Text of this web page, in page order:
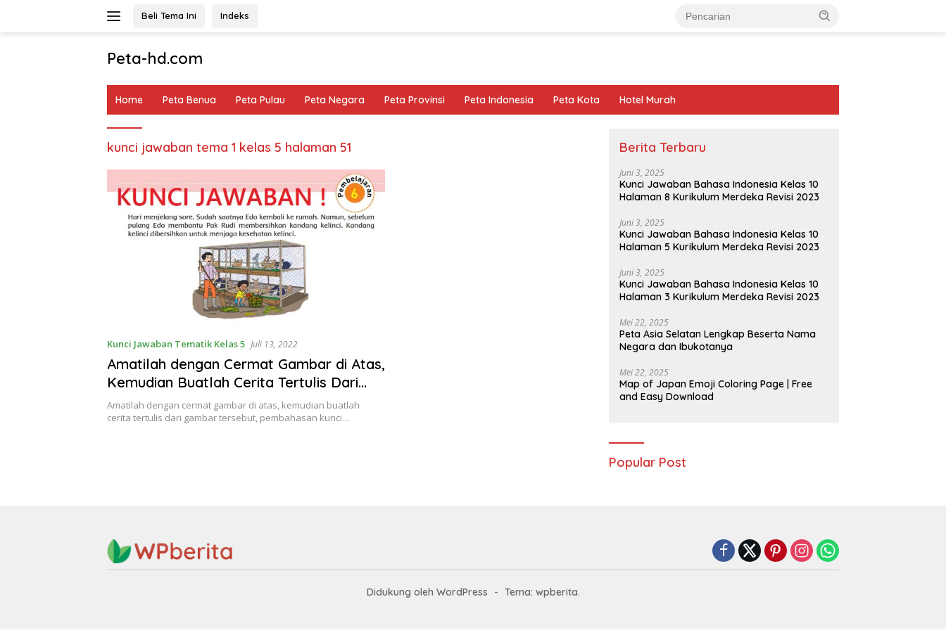
Beli Tema Ini Indeks
Peta-hd.com
Gambar
HD
Home Peta Benua Peta Pulau Peta Negara Peta Provinsi Peta Indonesia Peta Kota Hotel Murah
kunci jawaban tema 1 kelas 5 halaman 51
Kunci Jawaban Tematik Kelas 5 Juli 13, 2022
Amatilah dengan Cermat Gambar di Atas,
Kemudian Buatlah Cerita Tertulis Dari
Gambar Kunci Jawaban Tema 1 Kelas 5
Halaman 51 52
Amatilah dengan cermat gambar di atas, kemudian buatlah
cerita tertulis dari gambar tersebut, pembahasan kunci…
Berita Terbaru
Juni 3, 2025
Kunci Jawaban Bahasa Indonesia Kelas 10
Halaman 8 Kurikulum Merdeka Revisi 2023
Juni 3, 2025
Kunci Jawaban Bahasa Indonesia Kelas 10
Halaman 5 Kurikulum Merdeka Revisi 2023
Juni 3, 2025
Kunci Jawaban Bahasa Indonesia Kelas 10
Halaman 3 Kurikulum Merdeka Revisi 2023
Mei 22, 2025
Peta Asia Selatan Lengkap Beserta Nama
Negara dan Ibukotanya
Mei 22, 2025
Map of Japan Emoji Coloring Page | Free
and Easy Download
Popular Post
Didukung oleh WordPress - Tema: wpberita.